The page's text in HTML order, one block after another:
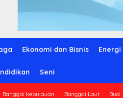
Ekonomi dan Bisnis
Seni
Banggai kepulauan Banggai Laut Buol